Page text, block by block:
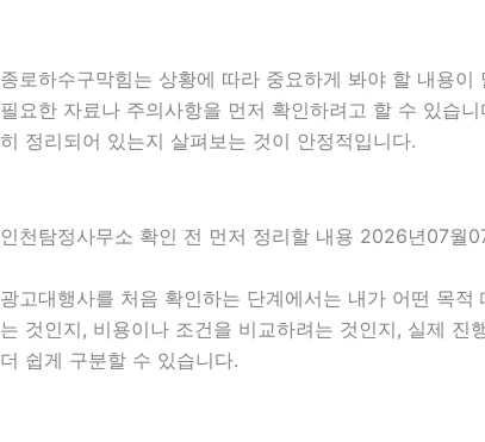
종로하수구막힘는 상황에 따라 중요하게 봐야 할 내용
필요한 자료나 주의사항을 먼저 확인하려고 할 수 있습
히 정리되어 있는지 살펴보는 것이 안정적입니다.
인천탐정사무소 확인 전 먼저 정리할 내용 2026년07월
광고대행사를 처음 확인하는 단계에서는 내가 어떤 목
는 것인지, 비용이나 조건을 비교하려는 것인지, 실제
더 쉽게 구분할 수 있습니다.